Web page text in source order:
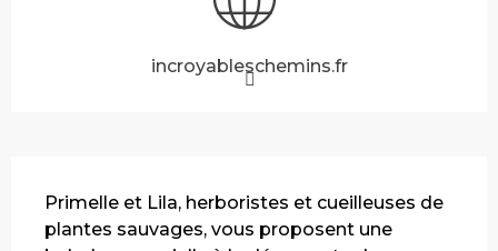
incroyableschemins.fr
Primelle et Lila, herboristes et cueilleuses de
plantes sauvages, vous proposent une